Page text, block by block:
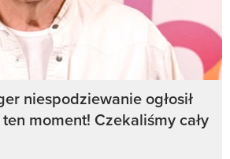
niespodziewanie ogłosił
moment! Czekaliśmy cały